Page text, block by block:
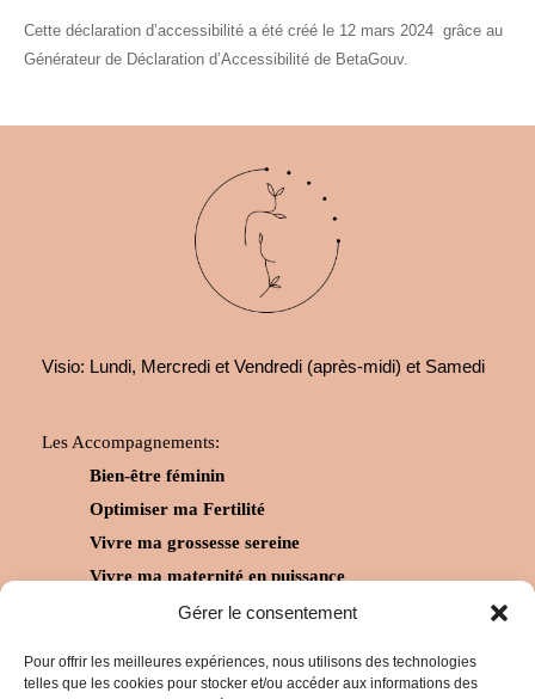
Gérer le consentement
Pour offrir les meilleures expériences, nous utilisons des technologies
telles que les cookies pour stocker et/ou accéder aux informations des
Cette déclaration d’accessibilité a été créé le 12 mars 2024 grâce au
Générateur de Déclaration d’Accessibilité de BetaGouv.
Visio: Lundi, Mercredi et Vendredi (après-midi) et Samedi
Les Accompagnements:
Bien-être féminin
Optimiser ma Fertilité
Vivre ma grossesse sereine
Vivre ma maternité en puissance
Mon enfant sur le chemin de la santé
Instagram Facebook